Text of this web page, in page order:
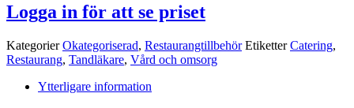
Logga in för att se priset
Kategorier Okategoriserad, Restaurangtillbehör Etiketter Catering,
Restaurang, Tandläkare, Vård och omsorg
Ytterligare information